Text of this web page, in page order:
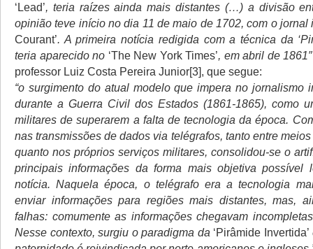
‘Lead’, teria raízes ainda mais distantes (…) a divisão
opinião teve início no dia 11 de maio de 1702, com o
Courant’. A primeira notícia redigida com a técnica da
teria aparecido no ‘The New York Times’, em abril de 1861″
professor Luiz Costa Pereira Junior[3], que segue:
“o surgimento do atual modelo que impera no jornalismo
durante a Guerra Civil dos Estados (1861-1865), como
militares de superarem a falta de tecnologia da época.
nas transmissões de dados via telégrafos, tanto entre
quanto nos próprios serviços militares, consolidou-se o
principais informações da forma mais objetiva possível
notícia. Naquela época, o telégrafo era a tecnologia
enviar informações para regiões mais distantes, mas,
falhas: comumente as informações chegavam
Nesse contexto, surgiu o paradigma da ‘Pirâmide Invertida’